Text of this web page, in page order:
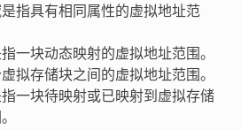
指具有相同属性的虚拟地址范
一块动态映射的虚拟地址范围。
拟存储块之间的虚拟地址范围。
一块待映射或已映射到虚拟存储